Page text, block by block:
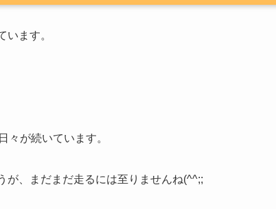
ます。
々が続いています。
が、まだまだ走るには至りませんね(^^;;